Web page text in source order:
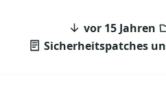
vor 15 Jahren
Sicherheitspatches